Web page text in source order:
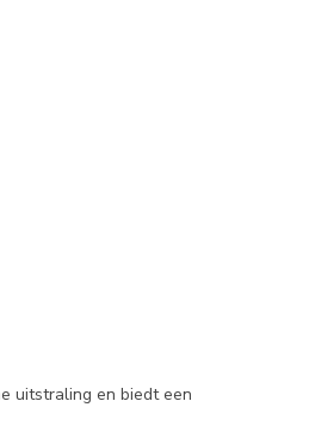
uitstraling en biedt een